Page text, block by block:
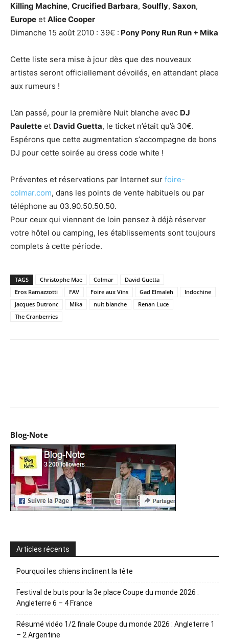
Killing Machine, Crucified Barbara, Soulfly, Saxon,
Europe et Alice Cooper
Dimanche 15 août 2010 : 39€ : Pony Pony Run Run + Mika
Cette liste sera mise à jour dès que des nouveaux
artistes seront officiellement dévoilés, en attendant place
aux rumeurs !
L’an passé, pour la première Nuit blanche avec DJ
Paulette et David Guetta, le ticket n’était qu’à 30€.
Espérons que cette augmentation s’accompagne de bons
DJ pour cette soirée au dress code white !
Préventes et réservations par Internet sur foire-
colmar.com, dans les points de vente habituels ou par
téléphone au 03.90.50.50.50.
Pour ceux qui viennent de loin pensez à déjà réserver
votre hôtel ou camping, les établissements sont toujours
complets à cette période.
TAGS Christophe Mae Colmar
David Guetta
Eros Ramazzotti
FAV Foire aux Vins Gad Elmaleh
Indochine
Jacques Dutronc
Mika nuit blanche
Renan Luce
The Cranberries
Blog-Note
Articles récents
Pourquoi les chiens inclinent la tête
Festival de buts pour la 3e place Coupe du monde 2026 :
Angleterre 6 – 4 France
Résumé vidéo 1/2 finale Coupe du monde 2026 : Angleterre 1
– 2 Argentine